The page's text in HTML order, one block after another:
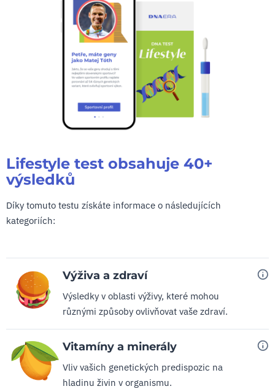
Lifestyle test obsahuje 40+
výsledků
Díky tomuto testu získáte informace o následujících
kategoriích:
Výživa a zdraví
Výsledky v oblasti výživy, které mohou
různými způsoby ovlivňovat vaše zdraví.
Vitamíny a minerály
Vliv vašich genetických predispozic na
hladinu živin v organismu.